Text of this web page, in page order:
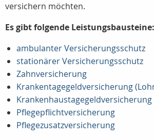
versichern möchten.
Es gibt folgende Leistungsbausteine:
ambulanter Versicherungsschutz
stationärer Versicherungsschutz
Zahnversicherung
Krankentagegeldversicherung
Krankenhaustagegeldversicherung
Pflegepflichtversicherung
Pflegezusatzversicherung